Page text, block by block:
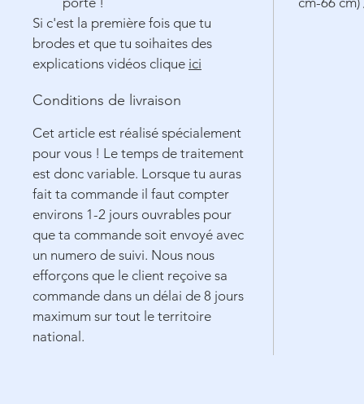
Si c'est la première fois que tu
brodes et que tu soihaites des
explications vidéos clique ici
Conditions de livraison
Cet article est réalisé spécialement
pour vous ! Le temps de traitement
est donc variable. Lorsque tu auras
fait ta commande il faut compter
environs 1-2 jours ouvrables pour
que ta commande soit envoyé avec
un numero de suivi. Nous nous
efforçons que le client reçoive sa
commande dans un délai de 8 jours
maximum sur tout le territoire
national.